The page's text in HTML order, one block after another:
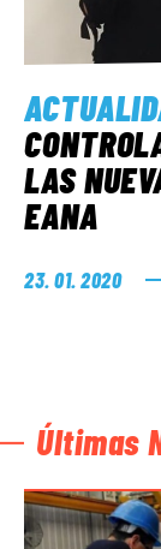
LAS
EANA
23. 01. 2020
Últimas